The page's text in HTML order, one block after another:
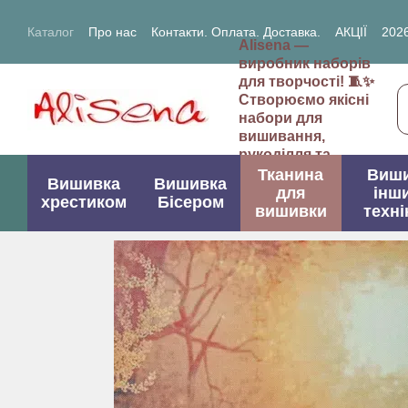
Каталог
Про нас Контакти. Оплата. Доставка. АКЦІЇ
Alisena —
виробник наборів
для творчості! 🧵✨
Створюємо якісні
набори для
вишивання,
рукоділля та
творчих проектів.
Вишивка
хрестиком
Вишивка
Бісером
Тканина
для
вишивки